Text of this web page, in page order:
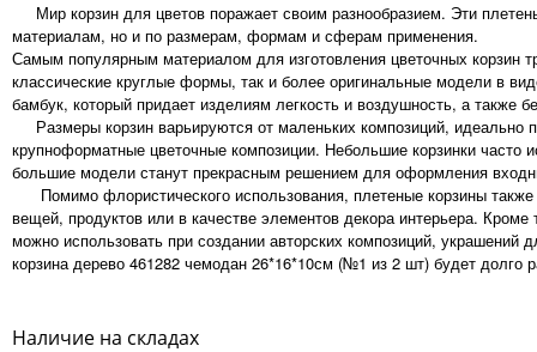
Мир корзин для цветов поражает своим разнообразием. Эти
материалам, но и по размерам, формам и сферам применения.
Самым популярным материалом для изготовления цветочных корзин
классические круглые формы, так и более оригинальные модели в
бамбук, который придает изделиям легкость и воздушность, а также
Размеры корзин варьируются от маленьких композиций,
крупноформатные цветочные композиции. Небольшие корзинки
большие модели станут прекрасным решением для оформления
Помимо флористического использования, плетеные корзины
вещей, продуктов или в качестве элементов декора интерьера.
можно использовать при создании авторских композиций,
корзина дерево 461282 чемодан 26*16*10см (№1 из 2 шт) будет долго
Наличие на складах